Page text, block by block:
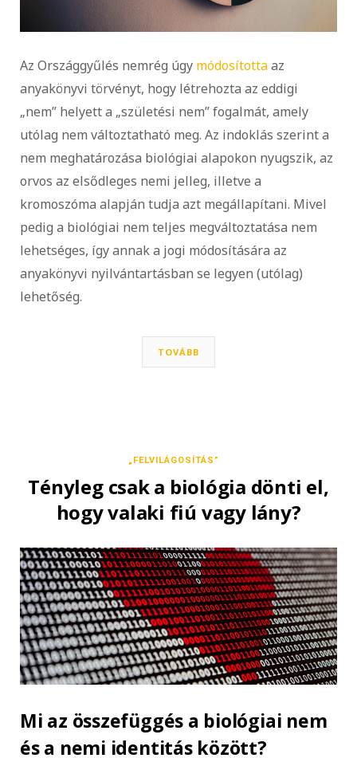
Az Országgyűlés nemrég úgy módosítottaaz
anyakönyvi törvényt, hogy létrehozta az eddigi
„nem” helyett a „születési nem” fogalmát, amely
utólag nem változtatható meg. Az indoklás szerint a
nem meghatározása biológiai alapokon nyugszik, az
orvos az elsődleges nemi jelleg, illetve a
kromoszóma alapján tudja azt megállapítani. Mivel
pedig a biológiai nem teljes megváltoztatása nem
lehetséges, így annak a jogi módosítására az
anyakönyvi nyilvántartásban se legyen (utólag)
lehetőség.
TOVÁBB
„FELVILÁGOSÍTÁS”
Tényleg csak a biológia dönti el,
hogy valaki fiú vagy lány?
Mi az összefüggés a biológiai nem
és a nemi identitás között?